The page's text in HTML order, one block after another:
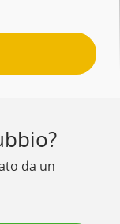
da un